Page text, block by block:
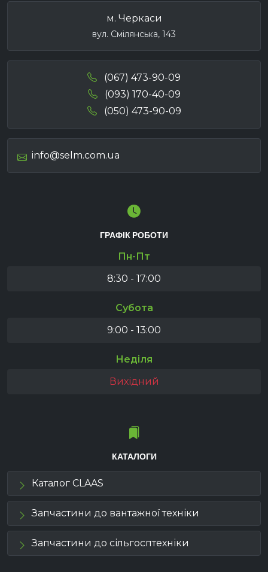
м. Черкаси
вул. Смілянська, 143
(067) 473-90-09
(093) 170-40-09
(050) 473-90-09
info@selm.com.ua
ГРАФІК РОБОТИ
Пн-Пт
8:30 - 17:00
Субота
9:00 - 13:00
Неділя
Вихідний
КАТАЛОГИ
Каталог CLAAS
Запчастини до вантажної техніки
Запчастини до сільгосптехніки